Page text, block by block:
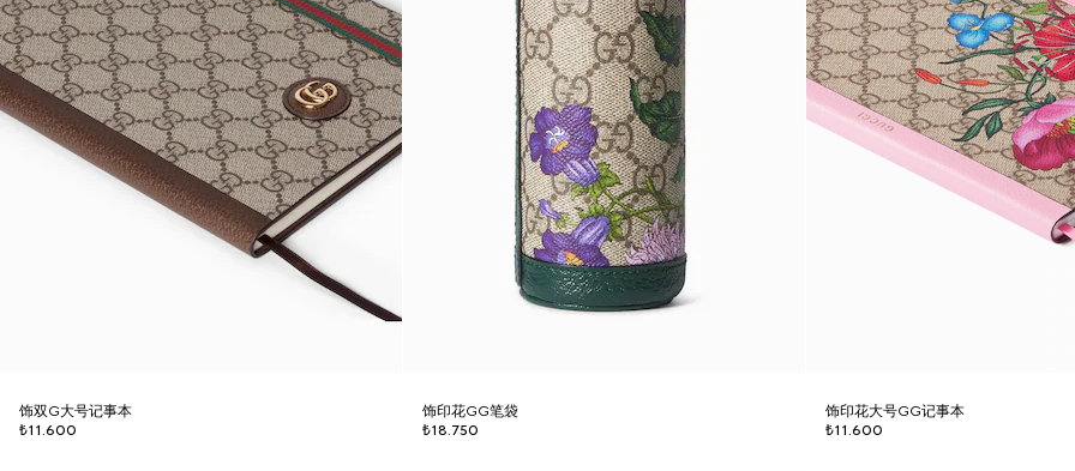
饰双G大号记事本
₺11.600
饰印花GG笔袋
₺18.750
饰印花大号GG记事本
₺11.600